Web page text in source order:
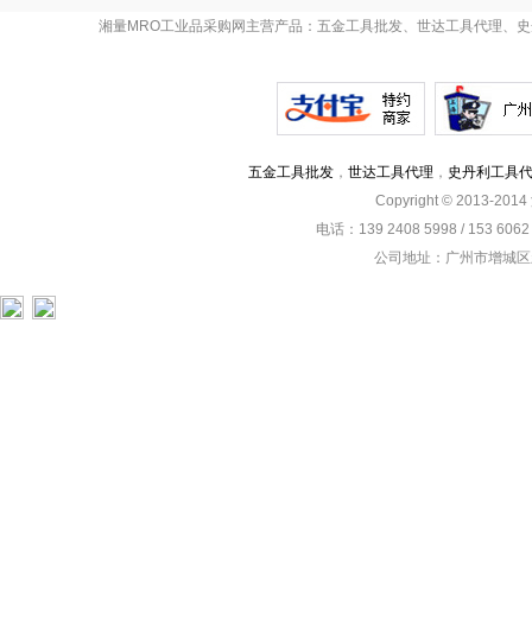
湘量MRO工业品采购网主营产品：五金工具批发、世达工具代理、
五金工具批发 ， 世达工具代理 ， 史丹利工具
Copyright © 2013-2014
电话：139 2408 5998 / 153
公司地址：广州市增城